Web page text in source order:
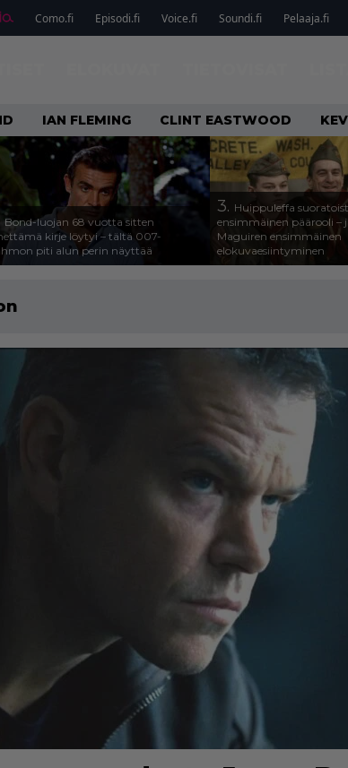
Como.fi Episodi.fi Voice.fi Soundi.fi Pelaaja.fi
IAN FLEMING CLINT EASTWOOD
Bond-luojan 68 vuotta sitten
kirje löytyi – tältä 007-
piti alun perin näyttää
3. Huippuleffa
ensimmäinen päärooli –
Maguiren ensimmäinen
elokuvaesiintyminen